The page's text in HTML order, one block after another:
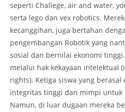
seperti Challege, air and water,
serta lego dan vex robotics.
kecanggihan, juga bertahan
pengembangan Robotik yang
sosial dan bernilai ekonomi
melalui hak kekayaan intelektual
rights). Ketiga siswa yang
integritas tinggi dan mimpi untuk
Namun, di luar dugaan mereka